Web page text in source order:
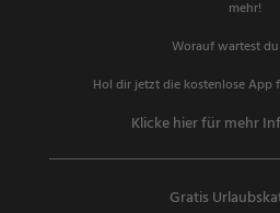
mehr!
Worauf wartest
Hol dir jetzt die kostenlose App
Klicke hier für mehr
Gratis